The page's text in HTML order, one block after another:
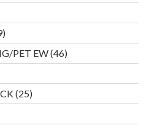
29
Produkte
PET EW 4646
Produkte
2525
Produkte